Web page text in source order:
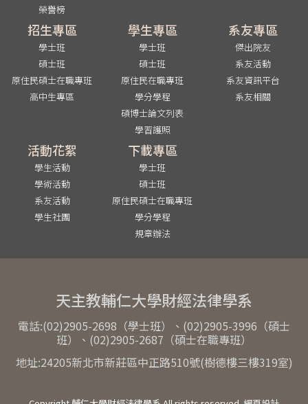
榮譽榜
招生專區
學士班
碩士班
原住民碩士在職專班
高中生專區
學生專區
學士班
碩士班
原住民在職專班
學分學程
碩博士論文列表
學習護照
系友專區
傑出院友
系友活動
系友資訊平台
系友相關
活動花絮
學生活動
學術活動
系友活動
學生社團
下載專區
學士班
碩士班
原住民碩士在職專班
學分學程
規章辦法
天主教輔仁大學財經法律學系
電話:(02)2905-2698（學士班）、(02)2905-3996（碩士
班）、(02)2905-2687（碩士在職專班）
地址:24205新北市新莊區中正路510號(樹德樓三樓319室)